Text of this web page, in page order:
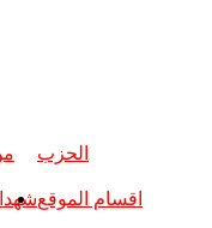
الحزب
اقسام الموقع